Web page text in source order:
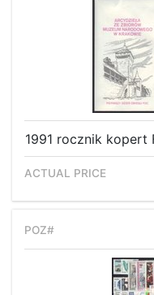
1991 rocznik kopert